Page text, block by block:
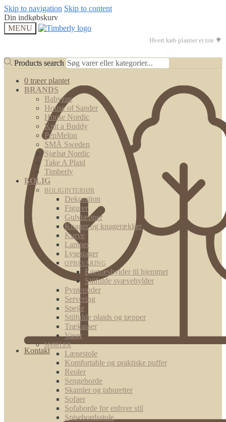
Skip to navigation Skip to content
Din indkøbskurv
MENU
Hvert køb planter et træ 🌳
Products search
0 træer plantet
Kontakt
Products search
BRANDS
Babyzus
House of Sander
House Nordic
Knit a Buddy
PepMelon
SMÅ Sweden
Sjælsø Nordic
Take A Plaid
Timberly
BOLIG
BOLIGINTERIØR
Dekoration
Figurer
Gulvtæpper
Knager og knagerækker
Kurve
Lamper
Lysestager
OPBEVARING
Egetræshylder til hjemmet
Stilfulde svævehylder
Pyntepuder
Servering
Spejle
Stilfulde plaids og tæpper
Trækasser
Vaser
MØBLER
Lænestole
Komfortable og praktiske puffer
Reoler
Sengeborde
Skamler og taburetter
Sofaer
Sofaborde for enhver stil
Spisebordsstole